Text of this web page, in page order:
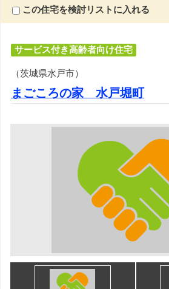
この住宅を検討リストに入れる
サービス付き高齢者向け住宅
（茨城県水戸市）
まごころの家 水戸堀町